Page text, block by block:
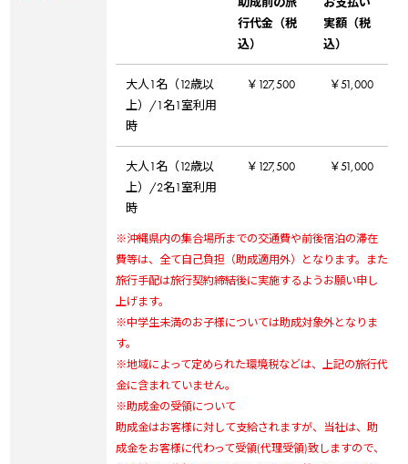
行代金（税
込）
実額（税
込）
大人1名（12歳以
上）/1名1室利用
時
￥127,500 ￥51,000
大人1名（12歳以
上）/2名1室利用
時
￥127,500 ￥51,000
※沖縄県内の集合場所までの交通費や前後宿泊の滞在
費等は、全て自己負担（助成適用外）となります。また
旅行手配は旅行契約締結後に実施するようお願い申し
上げます。
※中学生未満のお子様については助成対象外となりま
す。
※地域によって定められた環境税などは、上記の旅行代
金に含まれていません。
※助成金の受領について
助成金はお客様に対して支給されますが、当社は、助
成金をお客様に代わって受領(代理受領)致しますので、